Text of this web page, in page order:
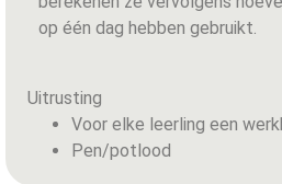
op één dag hebben gebruikt.
Uitrusting
Voor elke leerling een
Pen/potlood